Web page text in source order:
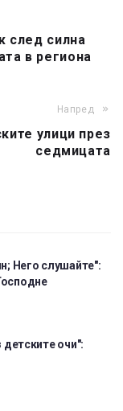
след силна
в региона
Напред
улици през
седмицата
Него слушайте":
детските очи":